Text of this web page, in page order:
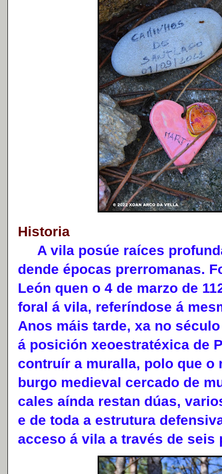
Historia
A vila posúe raíces
dende épocas prerromanas.
León quen o 4 de marzo de
foral á vila, referíndose á
Anos máis tarde, xa no
á posición xeoestratéxica de
contruír a muralla, polo que o
burgo medieval cercado de
cales aínda restan dúas,
e de toda a estrutura
acceso á vila a través de seis